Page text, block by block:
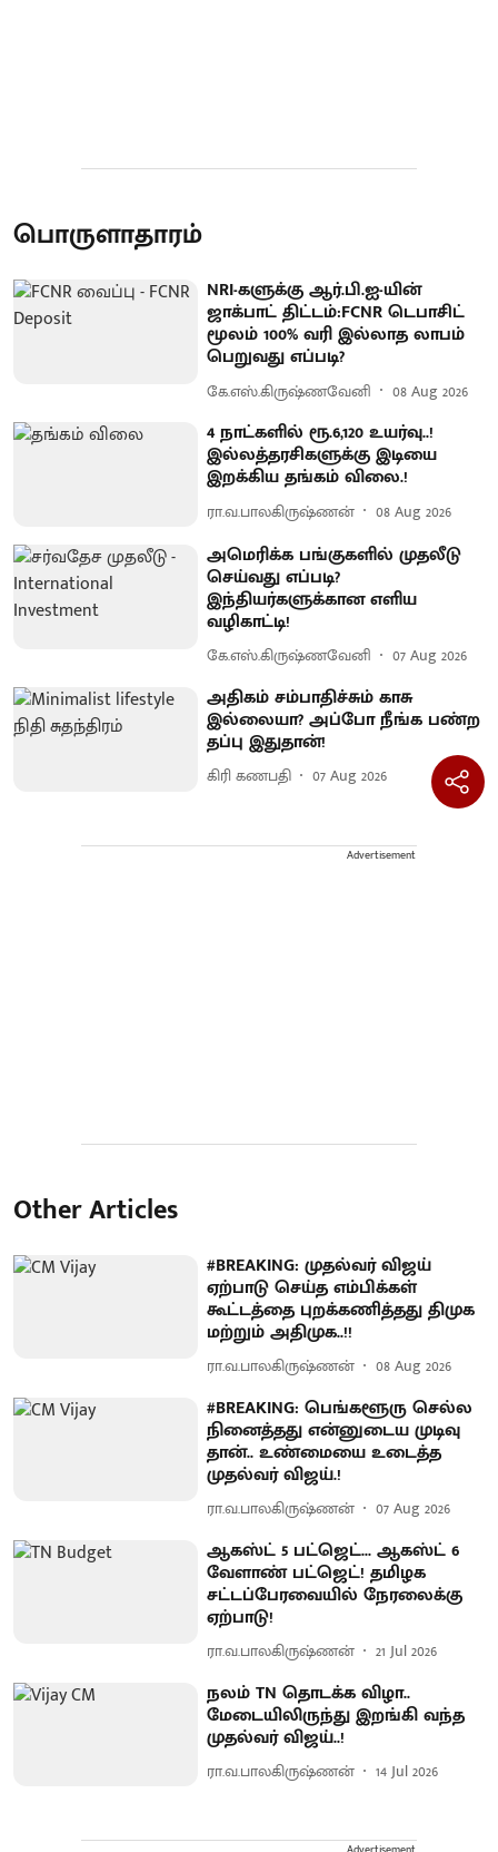
பொருளாதாரம்
NRI-களுக்கு ஆர்.பி.ஐ-யின்
ஜாக்பாட் திட்டம்:FCNR டெபாசிட்
மூலம் 100% வரி இல்லாத லாபம்
பெறுவது எப்படி?
கே.எஸ்.கிருஷ்ணவேனி 08 Aug 2026
4 நாட்களில் ரூ.6,120 உயர்வு..!
இல்லத்தரசிகளுக்கு இடியை
இறக்கிய தங்கம் விலை.!
ரா.வ.பாலகிருஷ்ணன் 08 Aug 2026
அமெரிக்க பங்குகளில் முதலீடு
செய்வது எப்படி?
இந்தியர்களுக்கான எளிய
வழிகாட்டி!
கே.எஸ்.கிருஷ்ணவேனி 07 Aug 2026
அதிகம் சம்பாதிச்சும் காசு
இல்லையா? அப்போ நீங்க பண்ற
தப்பு இதுதான்!
கிரி கணபதி 07 Aug 2026
Advertisement
Other Articles
#BREAKING: முதல்வர் விஜய்
ஏற்பாடு செய்த எம்பிக்கள்
கூட்டத்தை புறக்கணித்தது திமுக
மற்றும் அதிமுக..!!
ரா.வ.பாலகிருஷ்ணன் 08 Aug 2026
#BREAKING: பெங்களூரு செல்ல
நினைத்தது என்னுடைய முடிவு
தான்.. உண்மையை உடைத்த
முதல்வர் விஜய்.!
ரா.வ.பாலகிருஷ்ணன் 07 Aug 2026
ஆகஸ்ட் 5 பட்ஜெட்... ஆகஸ்ட் 6
வேளாண் பட்ஜெட்! தமிழக
சட்டப்பேரவையில் நேரலைக்கு
ஏற்பாடு!
ரா.வ.பாலகிருஷ்ணன் 21 Jul 2026
நலம் TN தொடக்க விழா..
மேடையிலிருந்து இறங்கி வந்த
முதல்வர் விஜய்..!
ரா.வ.பாலகிருஷ்ணன் 14 Jul 2026